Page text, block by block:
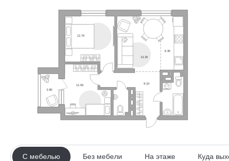
13.30
11.50
2.80
12.70
6.30
9.10
С мебелью Без мебели На этаже Куда